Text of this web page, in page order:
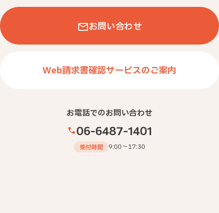
お問い合わせ
Web請求書確認サービスのご案内
お電話でのお問い合わせ
06-6487-1401
受付時間 9:00～17:30